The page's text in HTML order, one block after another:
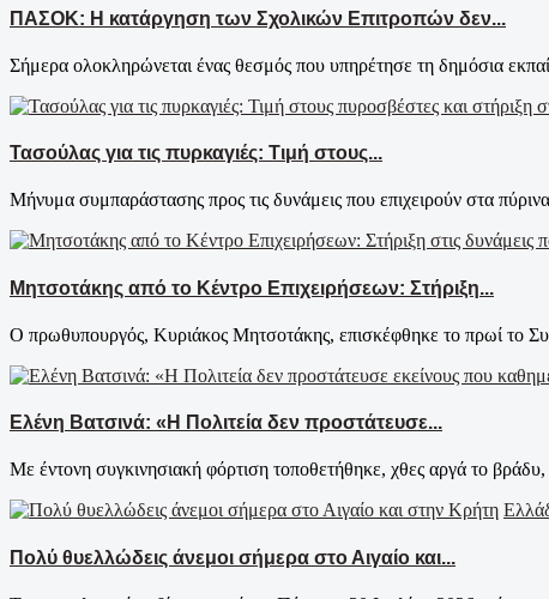
ΠΑΣΟΚ: Η κατάργηση των Σχολικών Επιτροπών δεν...
Σήμερα ολοκληρώνεται ένας θεσμός που υπηρέτησε τη δημόσια
Τασούλας για τις πυρκαγιές: Τιμή στους...
Μήνυμα συμπαράστασης προς τις δυνάμεις που επιχειρούν στα
Μητσοτάκης από το Κέντρο Επιχειρήσεων: Στήριξη...
Ο πρωθυπουργός, Κυριάκος Μητσοτάκης, επισκέφθηκε το πρωί το
Ελένη Βατσινά: «Η Πολιτεία δεν προστάτευσε...
Με έντονη συγκινησιακή φόρτιση τοποθετήθηκε, χθες αργά το
Πολύ θυελλώδεις άνεμοι σήμερα στο Αιγαίο και...